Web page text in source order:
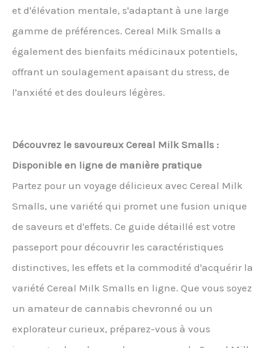
et d'élévation mentale, s'adaptant à une large
gamme de préférences. Cereal Milk Smalls a
également des bienfaits médicinaux potentiels,
offrant un soulagement apaisant du stress, de
l'anxiété et des douleurs légères.
Découvrez le savoureux Cereal Milk Smalls :
Disponible en ligne de manière pratique
Partez pour un voyage délicieux avec Cereal Milk
Smalls, une variété qui promet une fusion unique
de saveurs et d'effets. Ce guide détaillé est votre
passeport pour découvrir les caractéristiques
distinctives, les effets et la commodité d'acquérir la
variété Cereal Milk Smalls en ligne. Que vous soyez
un amateur de cannabis chevronné ou un
explorateur curieux, préparez-vous à vous